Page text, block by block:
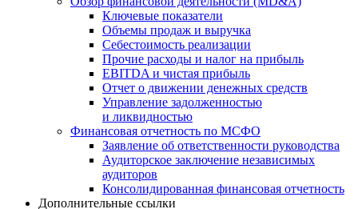
Ключевые показатели
Объемы продаж и выручка
Себестоимость реализации
Прочие расходы и налог на прибыль
EBITDA и чистая прибыль
Отчет о движении денежных средств
Управление задолженностью
и ликвидностью
Финансовая отчетность по МСФО
Заявление об ответственности руководства
Аудиторское заключение независимых
аудиторов
Консолидированная финансовая отчетность
Дополнительные ссылки